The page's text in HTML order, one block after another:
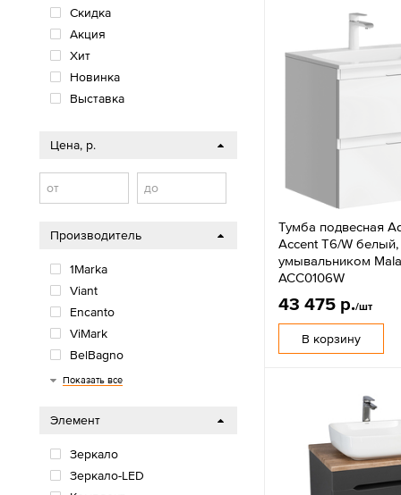
Тумба подвесная
Accent T6/W белый,
умывальником
ACC0106W
43 475 р./шт
В корзину
Скидка
Акция
Хит
Новинка
Выставка
Цена, р.
от до
Производитель
1Marka
Viant
Encanto
ViMark
BelBagno
Aquatek
Vigo
Iddis
DREJA
Aquaton
Континент
Aqwella
Показать все
Элемент
Зеркало
Зеркало-LED